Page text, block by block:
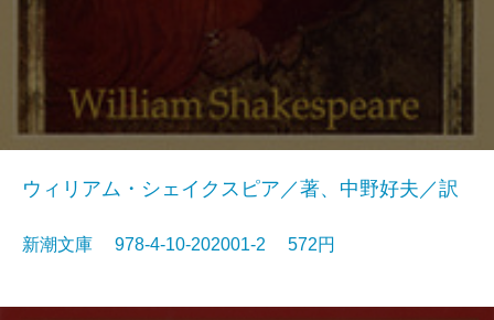
ウィリアム・シェイクスピア／著、中野好夫／訳
新潮文庫 978-4-10-202001-2 572円